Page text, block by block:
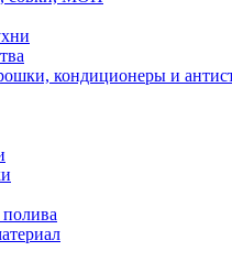
кондиционеры и